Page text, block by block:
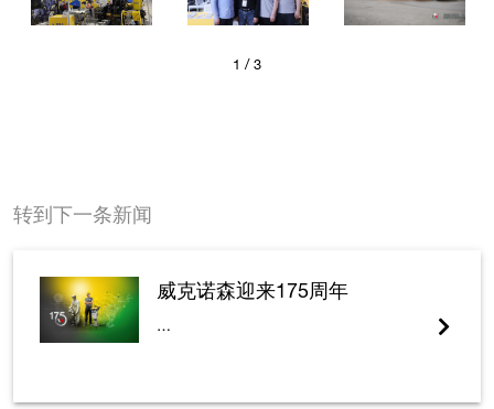
1 / 3
转到下一条新闻
威克诺森迎来175周年
…